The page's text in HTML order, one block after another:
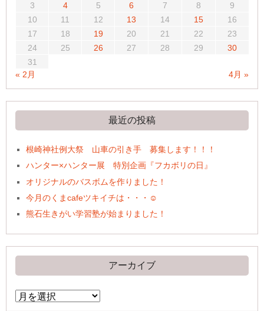
3
4 5 6 7 8
9
10
11 12 13 14 15
16
17
18 19 20 21 22
23
24
25 26 27 28 29
30
31
« 2月
4月 »
最近の投稿
根崎神社例大祭 山車の引き手 募集します！！！
ハンター×ハンター展 特別企画『フカボリの日』
オリジナルのバスボムを作りました！
今月のくまcafeツキイチは・・・☺
熊石生きがい学習塾が始まりました！
アーカイブ
ア
ー